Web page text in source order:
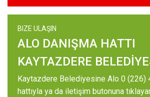
BIZE ULAŞIN
ALO DANIŞMA HATTI
KAYTAZDERE
Kaytazdere Belediyesine Alo 0 (226)
hattıyla ya da iletişim butonuna